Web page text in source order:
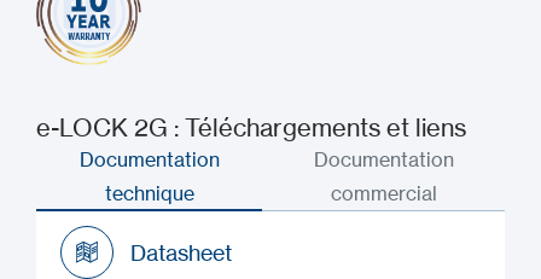
e-LOCK 2G : Téléchargements et liens
Documentation
technique
Documentation
commercial
Datasheet